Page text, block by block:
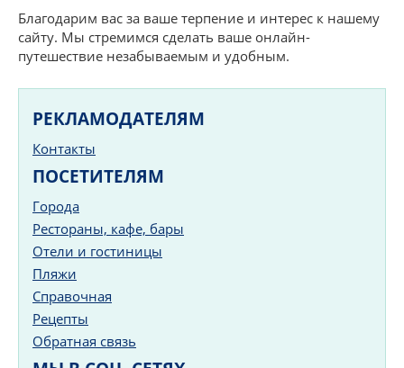
Благодарим вас за ваше терпение и интерес к нашему
сайту. Мы стремимся сделать ваше онлайн-
путешествие незабываемым и удобным.
РЕКЛАМОДАТЕЛЯМ
Контакты
ПОСЕТИТЕЛЯМ
Города
Рестораны, кафе, бары
Отели и гостиницы
Пляжи
Справочная
Рецепты
Обратная связь